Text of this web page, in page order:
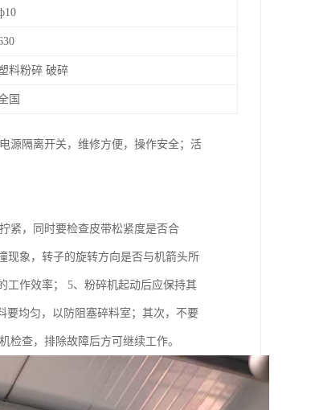
料粉碎 破碎
国
源隔离开关，维修方便，操作安全；活
紧，同时要检查皮带松紧度是否合
现象，转子的旋转方向是否与机箭头所
工作效率； 5、粉碎机起动后应保持其
要均匀，以防阻塞碎料室；其次，不要
检查，排除故障后方可继续工作。